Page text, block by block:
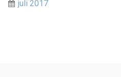
juli 2017